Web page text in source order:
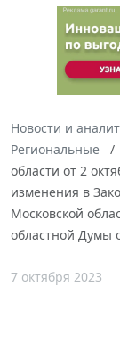
Новости и
Региональные
области от 2
изменения в
Московской
областной Думы
7 октября 2023